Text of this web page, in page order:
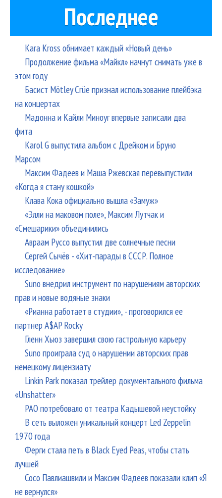
Последнее
Kara Kross обнимает каждый «Новый день»
Продолжение фильма «Майкл» начнут снимать уже в
этом году
Басист Mötley Crüe признал использование плейбэка
на концертах
Мадонна и Кайли Миноуг впервые записали два
фита
Karol G выпустила альбом с Дрейком и Бруно
Марсом
Максим Фадеев и Маша Ржевская перевыпустили
«Когда я стану кошкой»
Клава Кока официально вышла «Замуж»
«Элли на маковом поле», Максим Лутчак и
«Смешарики» объединились
Авраам Руссо выпустил две солнечные песни
Сергей Сычёв - «Хит-парады в СССР. Полное
исследование»
Suno внедрил инструмент по нарушениям авторских
прав и новые водяные знаки
«Рианна работает в студии», - проговорился ее
партнер A$AP Rocky
Гленн Хьюз завершил свою гастрольную карьеру
Suno проиграла суд о нарушении авторских прав
немецкому лицензиату
Linkin Park показал трейлер документального фильма
«Unshatter»
РАО потребовало от театра Кадышевой неустойку
В сеть выложен уникальный концерт Led Zeppelin
1970 года
Ферги стала петь в Black Eyed Peas, чтобы стать
лучшей
Сосо Павлиашвили и Максим Фадеев показали клип «Я
не вернулся»